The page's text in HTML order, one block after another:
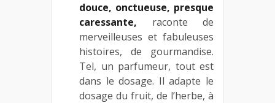
douce, onctueuse, presque
caressante, raconte de
merveilleuses et fabuleuses
histoires, de gourmandise.
Tel, un parfumeur, tout est
dans le dosage. Il adapte le
dosage du fruit, de l’herbe, à